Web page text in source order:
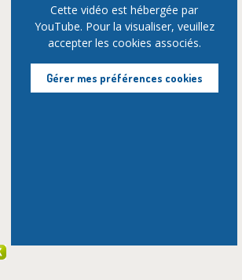
Cette vidéo est hébergée par
YouTube. Pour la visualiser, veuillez
accepter les cookies associés.
Gérer mes préférences cookies